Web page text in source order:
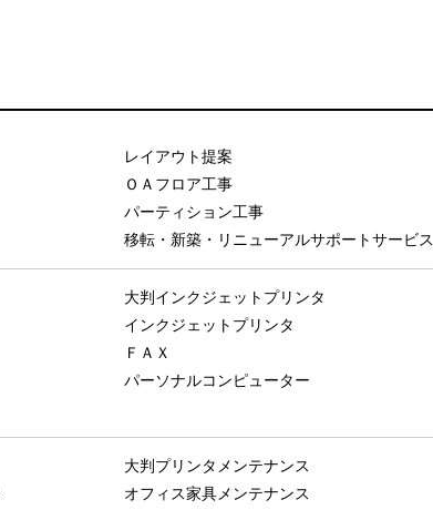
レイアウト提案
ＯＡフロア工事
パーティション工事
移転・新築・リニューアルサポートサービス
大判インクジェットプリンタ
インクジェットプリンタ
ＦＡＸ
パーソナルコンピューター
大判プリンタメンテナンス
オフィス家具メンテナンス